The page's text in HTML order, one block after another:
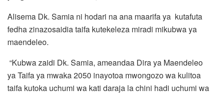
Alisema Dk. Samia ni hodari na ana maarifa ya kutafuta
fedha zinazosaidia taifa kutekeleza miradi mikubwa ya
maendeleo.
“Kubwa zaidi Dk. Samia, ameandaa Dira ya Maendeleo
ya Taifa ya mwaka 2050 inayotoa mwongozo wa kulitoa
taifa kutoka uchumi wa kati daraja la chini hadi uchumi wa